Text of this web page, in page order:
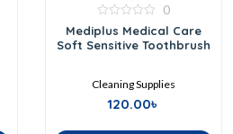
0
out
of
0
Mediplus Medical Care
Soft Sensitive Toothbrush
Cleaning Supplies
120.00৳